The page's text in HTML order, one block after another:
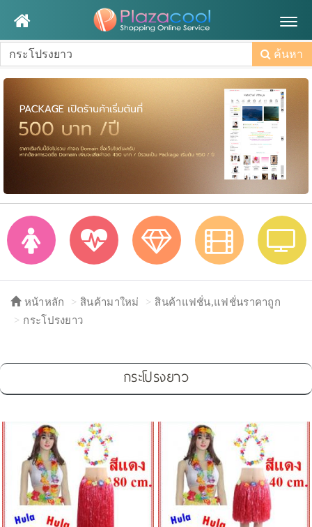
ค้นหา
หน้าหลัก สินค้ามาใหม่
สินค้าแฟชั่น,แฟชั่นราคาถูก
กระโปรงยาว
กระโปรงยาว